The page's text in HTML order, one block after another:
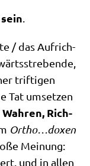
/​ das Auf­rich­
trif­ti­gen
Tat umset­zen
Wah­ren, Rich­
Ortho…doxen
Mei­nung:
und in allen